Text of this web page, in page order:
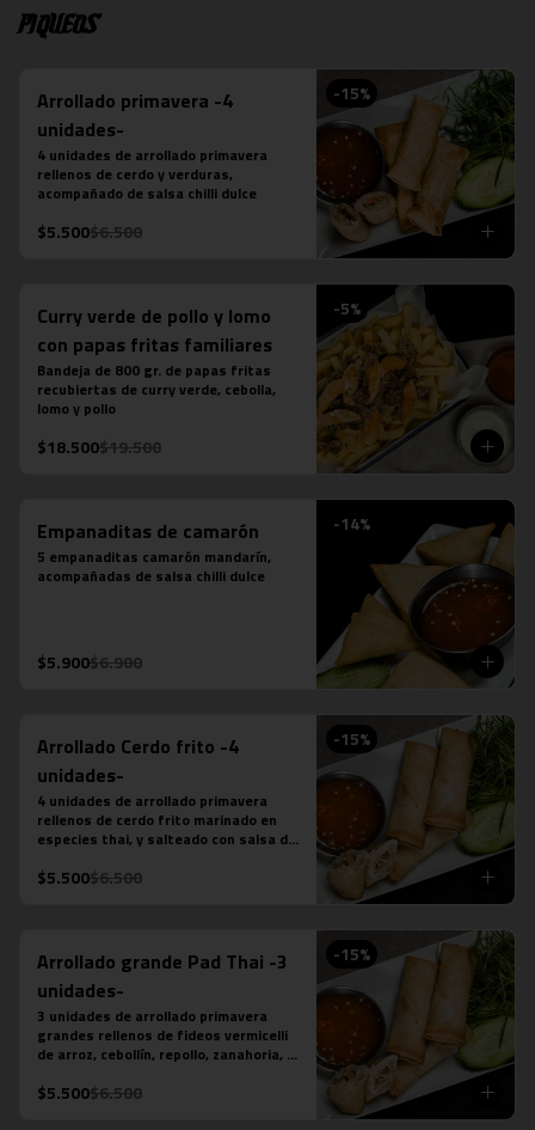
Piqueos
-15%
Arrollado primavera -4
unidades-
4 unidades de arrollado primavera
rellenos de cerdo y verduras,
acompañado de salsa chilli dulce
$5.500$6.500
-5%
Curry verde de pollo y lomo
con papas fritas familiares
Bandeja de 800 gr. de papas fritas
recubiertas de curry verde, cebolla,
lomo y pollo
$18.500$19.500
-14%
Empanaditas de camarón
5 empanaditas camarón mandarín,
acompañadas de salsa chilli dulce
$5.900$6.900
-15%
Arrollado Cerdo frito -4
unidades-
4 unidades de arrollado primavera
rellenos de cerdo frito marinado en
especies thai, y salteado con salsa de
acompañado de salsa chilli dulce.
$5.500$6.500
-15%
Arrollado grande Pad Thai -3
unidades-
3 unidades de arrollado primavera
grandes rellenos de fideos vermicelli
de arroz, cebollín, repollo, zanahoria,
salsa chilli dulce
$5.500$6.500